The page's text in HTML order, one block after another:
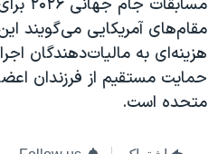
مقام‌های آمریکایی می‌گویند
هزینه‌ای به مالیات‌دهندگان
حمایت مستقیم از فرزندان
متحده است.